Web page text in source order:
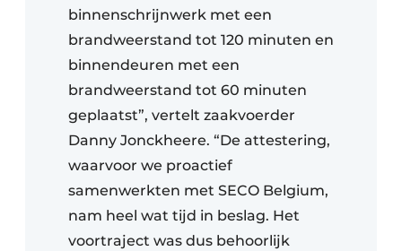
binnenschrijnwerk met een
brandweerstand tot 120 minuten en
binnendeuren met een
brandweerstand tot 60 minuten
geplaatst”, vertelt zaakvoerder
Danny Jonckheere. “De attestering,
waarvoor we proactief
samenwerkten met SECO Belgium,
nam heel wat tijd in beslag. Het
voortraject was dus behoorlijk